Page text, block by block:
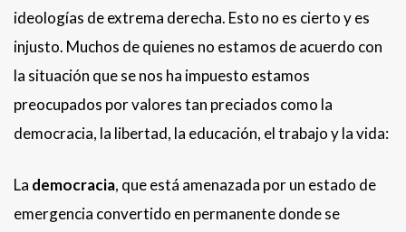
ideologías de extrema derecha. Esto no es cierto y es
injusto. Muchos de quienes no estamos de acuerdo con
la situación que se nos ha impuesto estamos
preocupados por valores tan preciados como la
democracia, la libertad, la educación, el trabajo y la vida:
La democracia, que está amenazada por un estado de
emergencia convertido en permanente donde se